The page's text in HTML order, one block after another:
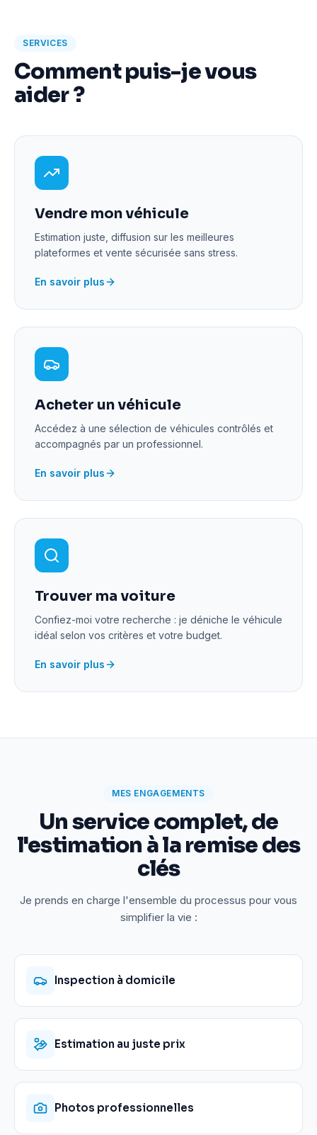
SERVICES
Comment puis-je vous
aider ?
Vendre mon véhicule
Estimation juste, diffusion sur les meilleures
plateformes et vente sécurisée sans stress.
En savoir plus
Acheter un véhicule
Accédez à une sélection de véhicules contrôlés et
accompagnés par un professionnel.
En savoir plus
Trouver ma voiture
Confiez-moi votre recherche : je déniche le véhicule
idéal selon vos critères et votre budget.
En savoir plus
MES ENGAGEMENTS
Un service complet, de
l'estimation à la remise des
clés
Je prends en charge l'ensemble du processus pour vous
simplifier la vie :
Inspection à domicile
Estimation au juste prix
Photos professionnelles